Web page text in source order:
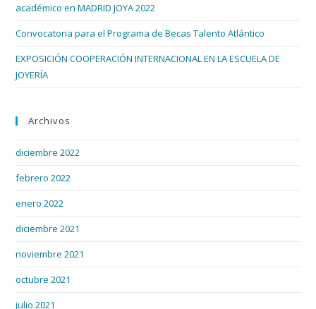
académico en MADRID JOYA 2022
Convocatoria para el Programa de Becas Talento Atlántico
EXPOSICIÓN COOPERACIÓN INTERNACIONAL EN LA ESCUELA DE
JOYERÍA
Archivos
diciembre 2022
febrero 2022
enero 2022
diciembre 2021
noviembre 2021
octubre 2021
julio 2021